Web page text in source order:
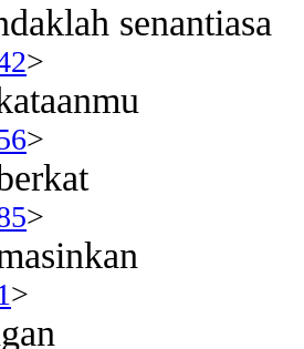
senantiasa
>
>
>
>